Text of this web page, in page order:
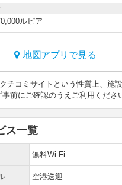
ルピア
地図アプリで見る
チコミサイトという性質上、施
前にご確認のうえご利用くださ
ス一覧
無料Wi-Fi
空港送迎